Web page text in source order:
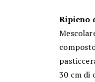
Ripieno
30 cm di